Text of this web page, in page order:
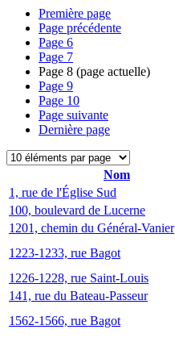
Première page
Page précédente
Page 6
Page 7
Page 8 (page actuelle)
Page 9
Page 10
Page suivante
Dernière page
Nom
1, rue de l'Église Sud
100, boulevard de Lucerne
1201, chemin du Général-Vanier
1223-1233, rue Bagot
1226-1228, rue Saint-Louis
141, rue du Bateau-Passeur
1562-1566, rue Bagot